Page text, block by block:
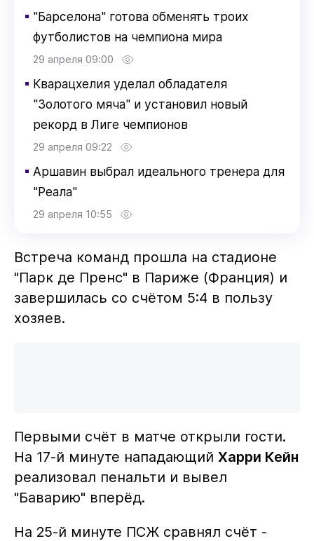
▪ "Барселона" готова обменять троих
футболистов на чемпиона мира
29 апреля 09:00
▪ Кварацхелия уделал обладателя
"Золотого мяча" и установил новый
рекорд в Лиге чемпионов
29 апреля 09:22
▪ Аршавин выбрал идеального тренера для
"Реала"
29 апреля 10:55
Встреча команд прошла на стадионе
"Парк де Пренс" в Париже (Франция) и
завершилась со счётом 5:4 в пользу
хозяев.
Первыми счёт в матче открыли гости.
На 17-й минуте нападающий Харри Кейн
реализовал пенальти и вывел
"Баварию" вперёд.
На 25-й минуте ПСЖ сравнял счёт -